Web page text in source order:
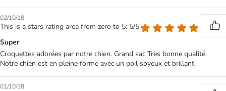
02/10/18
This is a stars rating area from zero to 5: 5/5
Super
Croquettes adorées par notre chien. Grand sac Très bonne qualité.
Notre chien est en pleine forme avec un poil soyeux et brillant.
01/10/18